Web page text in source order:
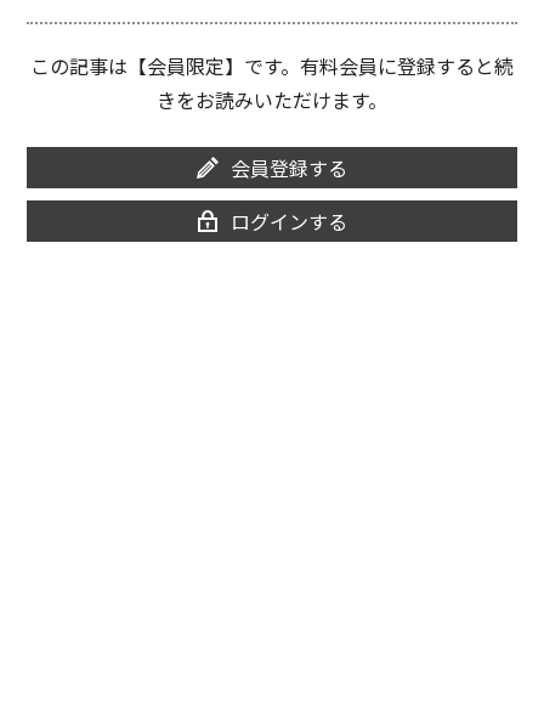
この記事は【会員限定】です。有料会員に登録すると続
きをお読みいただけます。
会員登録する
ログインする